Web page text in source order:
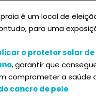
é um local de
para uma
o protetor solar
, garantir que
comprometer a
cancro de pele.